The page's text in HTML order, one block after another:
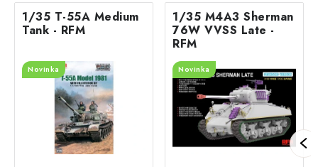
1/35 T-55A Medium
Tank - RFM
Novinka
1/35 M4A3 Sherman
76W VVSS Late -
RFM
Novinka